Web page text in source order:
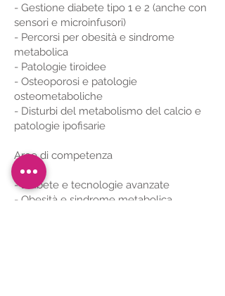
- Gestione diabete tipo 1 e 2 (anche con
sensori e microinfusori)
- Percorsi per obesità e sindrome
metabolica
- Patologie tiroidee
- Osteoporosi e patologie
osteometaboliche
- Disturbi del metabolismo del calcio e
patologie ipofisarie
Aree di competenza
- Diabete e tecnologie avanzate
- Obesità e sindrome metabolica